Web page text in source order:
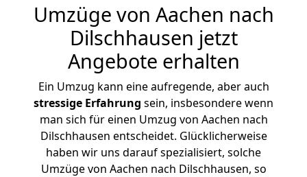
Umzüge von Aachen nach
Dilschhausen jetzt
Angebote erhalten
Ein Umzug kann eine aufregende, aber auch
stressige Erfahrung sein, insbesondere wenn
man sich für einen Umzug von Aachen nach
Dilschhausen entscheidet. Glücklicherweise
haben wir uns darauf spezialisiert, solche
Umzüge von Aachen nach Dilschhausen, so